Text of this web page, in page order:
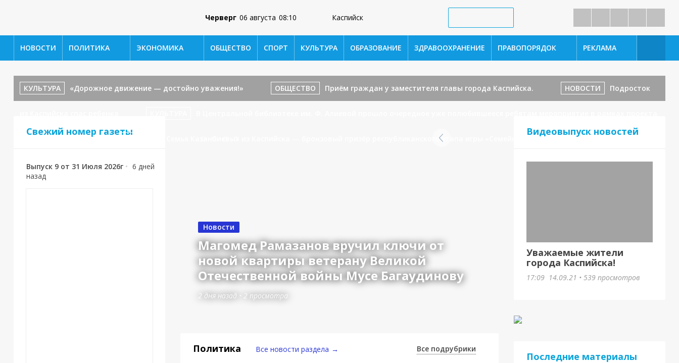
Черверг 06 августа 08:10 Каспийск
НОВОСТИ ПОЛИТИКА ЭКОНОМИКА ОБЩЕСТВО СПОРТ КУЛЬТУРА ОБРАЗОВАНИЕ ЗДРАВООХРАНЕНИЕ ПРАВОПОРЯДОК РЕКЛАМА
КУЛЬТУРА «Дорожное движение — достойно уважения!» ОБЩЕСТВО Приём граждан у заместителя главы города Каспийска. НОВОСТИ Подросток
«В гостях у сказки». 🥉 Семья Казанбиевых из Каспийска — бронзовый призёр республиканского этапа игры «Семейная зарница»!
Свежий номер газеты
Выпуск 9 от 31 Июля 2026г • 6 дней
назад
Новости
Магомед Рамазанов вручил ключи от
новой квартиры ветерану Великой
Отечественной войны Мусе Багаудинову
2 дня назад 2 просмотра
Политика Все новости раздела → Все подрубрики
Видеовыпуск новостей
Уважаемые жители
города Каспийска!
17:09 14.09.21 • 539 просмотров
Последние материалы